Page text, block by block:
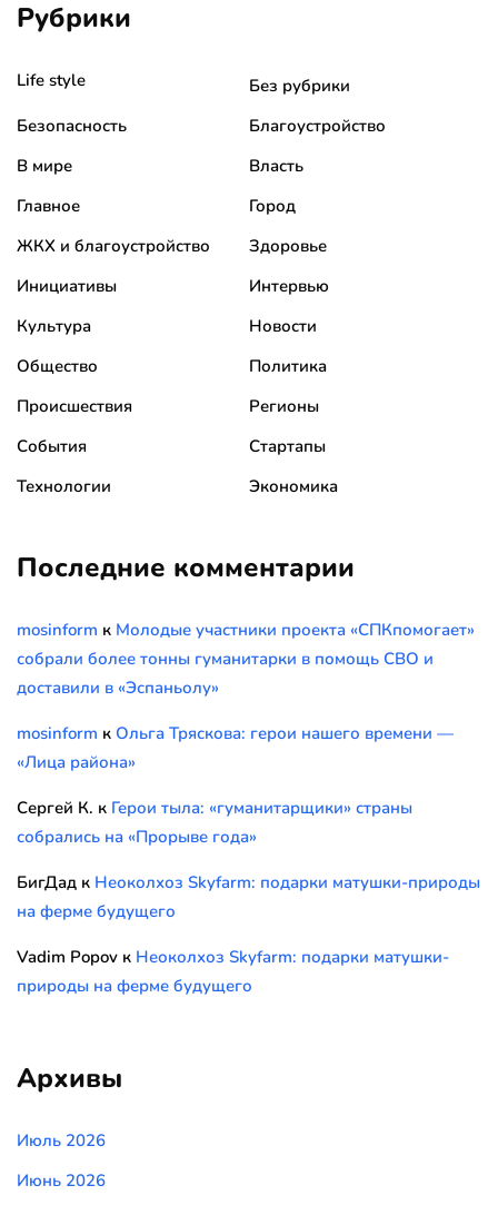
Рубрики
Life style
Без рубрики
Безопасность
Благоустройство
В мире
Власть
Главное
Город
ЖКХ и благоустройство
Здоровье
Инициативы
Интервью
Культура
Новости
Общество
Политика
Происшествия
Регионы
События
Стартапы
Технологии
Экономика
Последние комментарии
mosinform к Молодые участники проекта «СПКпомогает»
собрали более тонны гуманитарки в помощь СВО и
доставили в «Эспаньолу»
mosinform к Ольга Тряскова: герои нашего времени —
«Лица района»
Сергей К. к Герои тыла: «гуманитарщики» страны
собрались на «Прорыве года»
БигДад к Неоколхоз Skyfarm: подарки матушки-природы
на ферме будущего
Vadim Popov к Неоколхоз Skyfarm: подарки матушки-
природы на ферме будущего
Архивы
Июль 2026
Июнь 2026